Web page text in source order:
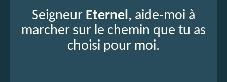
Seigneur Eternel, aide-moi à
marcher sur le chemin que tu as
choisi pour moi.